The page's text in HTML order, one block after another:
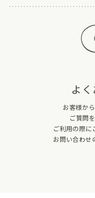
よ
お客様か
ご質問
ご利用の際に
お問い合わせ